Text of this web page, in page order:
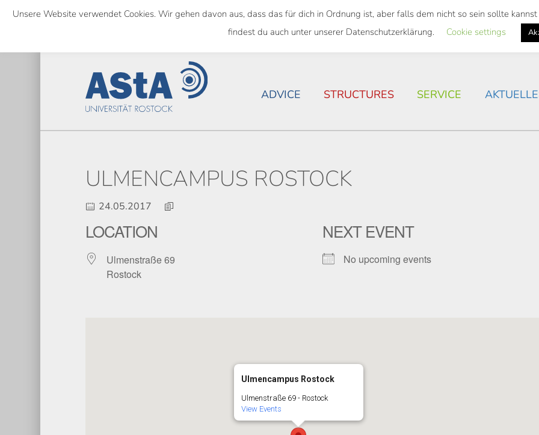
Skip
content
NATIONWIDE SEMESTER TICKET HOUSING SITUATION IN
ADVICE STRUCTURES SERVICE
ULMENCAMPUS ROSTOCK
24.05.2017
LOCATION
Ulmenstraße 69
Rostock
NEXT EVENT
No upcoming events
Ulmencampus Rostock
Ulmenstraße 69 - Rostock
View Events
Unsere Website verwendet Cookies. Wir gehen davon aus, dass das für dich in Ordnung ist, aber falls dem nicht so sein sollte
findest du auch unter unserer Datenschutzerklärung.
Cookie settings